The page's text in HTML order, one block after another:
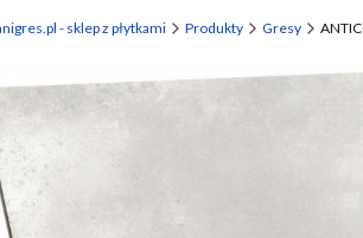
- sklep z płytkami Produkty Gresy